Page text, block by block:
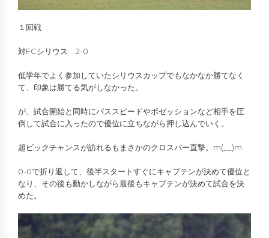
１回戦
対FCシリウス 2-0
低学年でよく参加していたシリウスカップでもなかなか勝てなく
て、印象は勝てる気がしなかった。
が、試合開始と同時にパススピードやポゼッションなど相手を圧
倒して試合に入ったので優位に立ちながら押し込んでいく。
超ビックチャンスが訪れるもまさかのクロスバー直撃。m(__)m
0-0で折り返して、後半スタートすぐにキャプテンが決めて優位と
なり、その後も動かしながら最後もキャプテンが決めて試合を決
めた。